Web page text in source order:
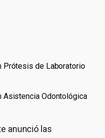
Prótesis de Laboratorio
Asistencia Odontológica
anunció las